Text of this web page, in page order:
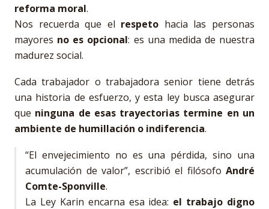
reforma moral.
Nos recuerda que el respeto hacia las personas
mayores no es opcional: es una medida de nuestra
madurez social.
Cada trabajador o trabajadora senior tiene detrás
una historia de esfuerzo, y esta ley busca asegurar
que ninguna de esas trayectorias termine en un
ambiente de humillación o indiferencia.
“El envejecimiento no es una pérdida, sino una
acumulación de valor”, escribió el filósofo André
Comte-Sponville.
La Ley Karin encarna esa idea: el trabajo digno